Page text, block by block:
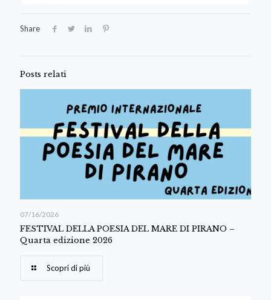
Share
Posts relati
07/16/2026
FESTIVAL DELLA POESIA DEL MARE DI PIRANO –
Quarta edizione 2026
Scopri di più